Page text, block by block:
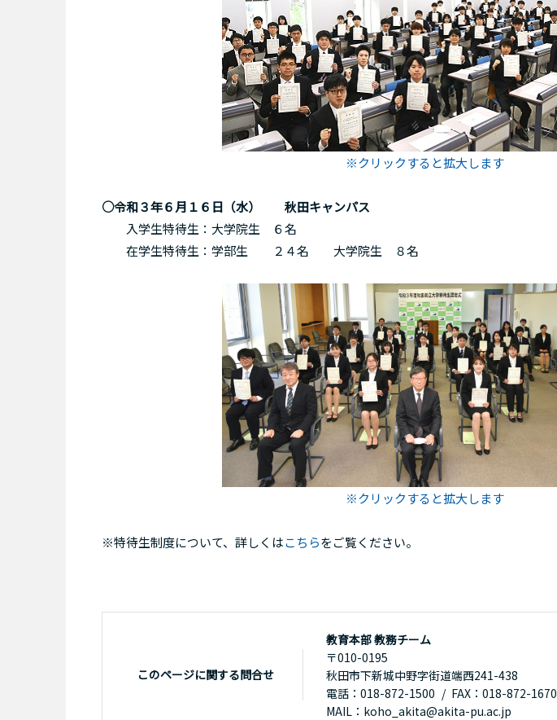
※クリックすると拡大します
○令和３年６月１６日（水） 秋田キャンパス
入学生特待生：大学院生 ６名
在学生特待生：学部生 ２４名 大学院生 ８名
※クリックすると拡大します
※特待生制度について、詳しくはこちらをご覧ください。
このページに関する問合せ
教育本部 教務チーム
〒010-0195
秋田市下新城中野字街道端西241-438
電話：018-872-1500
FAX：018-872-1670
MAIL：koho_akita@akita-pu.ac.jp